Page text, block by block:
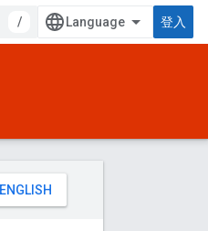
/ 登入